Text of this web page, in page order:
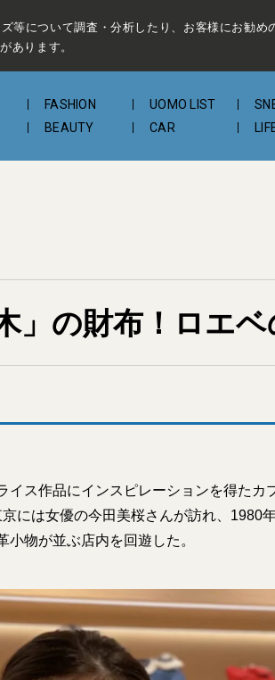
等について調査・分析したり、お客様にお勧め
あります。
FASHION UOMO LIST
BEAUTY
CAR
」の財布！ロエ
イス作品にインスピレーションを得たカ
には女優の今田美桜さんが訪れ、1980
物が並ぶ店内を回遊した。